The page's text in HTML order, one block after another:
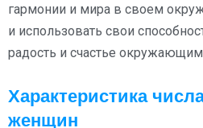
гармонии и мира в своем
и использовать свои
радость и счастье
Характеристика
женщин